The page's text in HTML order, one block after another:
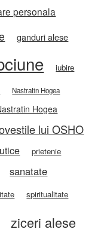
personala
ganduri alese
iubire
Nastratin Hogea
Hogea
lui OSHO
prietenie
sanatate
spiritualitate
ziceri alese